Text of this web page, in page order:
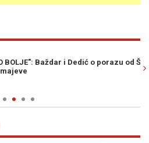
Baždar i Dedić o porazu od Švicarske